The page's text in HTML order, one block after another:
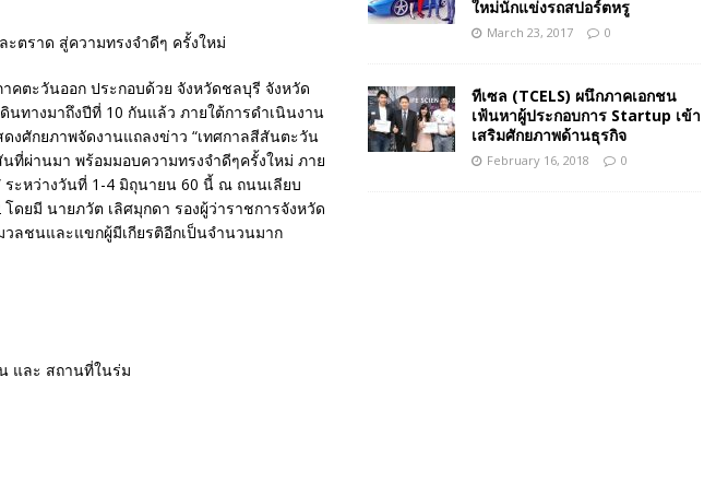
ตราด สู่ความทรงจำดีๆ ครั้งใหม่
คตะวันออก ประกอบด้วย จังหวัดชลบุรี จังหวัด
นทางมาถึงปีที่ 10 กันแล้ว ภายใต้การดำเนินงาน
งศักยภาพจัดงานแถลงข่าว “เทศกาลสีสันตะวัน
ที่ผ่านมา พร้อมมอบความทรงจำดีๆครั้งใหม่ ภาย
ระหว่างวันที่ 1-4 มิถุนายน 60 นี้ ณ ถนนเลียบ
ดยมี นายภวัต เลิศมุกดา รองผู้ว่าราชการจังหวัด
ลชนและแขกผู้มีเกียรติอีกเป็นจำนวนมาก
ใหม่นักแข่งรถสปอร์ตหรู
March 23, 2017 0
ทีเซล (TCELS) ผนึกภาคเอกชน
เฟ้นหาผู้ประกอบการ Startup เข้า
เสริมศักยภาพด้านธุรกิจ
February 16, 2018 0